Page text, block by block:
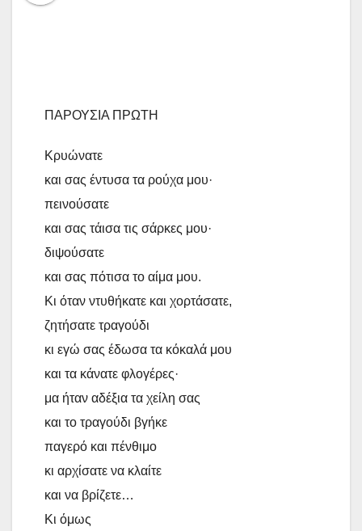
ΠΑΡΟΥΣΙΑ ΠΡΩΤΗ
Κρυώνατε
και σας έντυσα τα ρούχα μου·
πεινούσατε
και σας τάισα τις σάρκες μου·
διψούσατε
και σας πότισα το αίμα μου.
Κι όταν ντυθήκατε και χορτάσατε,
ζητήσατε τραγούδι
κι εγώ σας έδωσα τα κόκαλά μου
και τα κάνατε φλογέρες·
μα ήταν αδέξια τα χείλη σας
και το τραγούδι βγήκε
παγερό και πένθιμο
κι αρχίσατε να κλαίτε
και να βρίζετε…
Κι όμως